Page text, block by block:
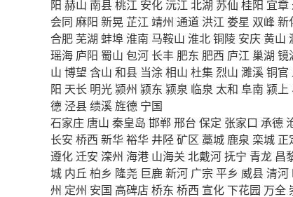
阳 赫山 南县桃江 安化沅江 北湖 苏仙 桂阳 宜章
会同 麻阳 新晃 芷江 靖州 通道 洪江 娄星 双峰 新
合肥 芜湖 蚌埠淮南 马鞍山 淮北铜陵 安庆黄山
瑶海 庐阳 蜀山 包河 长丰 肥东 肥西 庐江 巢湖 镜
山 博望 含山 和县 当涂相山 杜集 烈山 濉溪铜官
阳 天长 明光颍州 颍东 颍泉 临泉 太和 阜南 颍上
德 泾县绩溪旌德 宁国
石家庄 唐山 秦皇岛 邯郸 邢台 保定 张家口 承德
长安 桥西 新华裕华 井陉矿区 藁城 鹿泉 栾城 正
遵化迁安 滦州 海港 山海关 北戴河抚宁 青龙 昌
城 内丘 柏乡 隆尧 巨鹿新河 广宗 平乡 威县清河
州 定州 安国 高碑店 桥东 桥西 宣化下花园 万全